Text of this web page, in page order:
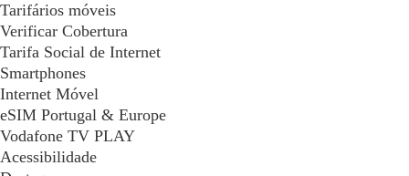
Tarifários móveis
Verificar Cobertura
Tarifa Social de Internet
Smartphones
Internet Móvel
eSIM Portugal & Europe
Vodafone TV PLAY
Acessibilidade